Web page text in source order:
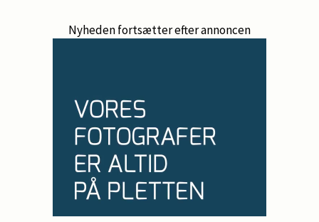
Nyheden fortsætter efter annoncen